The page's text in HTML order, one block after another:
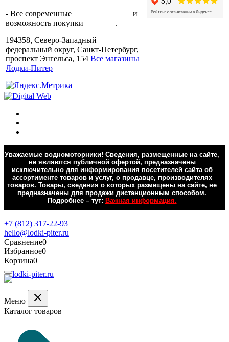
- Все современные
и
возможность покупки
.
194358, Северо-Западный
федеральный округ, Санкт-Петербург,
проспект Энгельса, 154 Все магазины
Лодки-Питер
Уважаемые водномоторники! Сведения, размещенные на сайте,
не являются публичной офертой, предназначены
исключительно для информирования посетителей сайта об
ассортименте товаров и услуг, о продавце, производителях
товаров. Товары, сведения о которых размещены на сайте, не
предназначены для продажи дистанционным способом.
Подробнее – тут: Важная информация.
+7 (812) 317-22-93
hello@lodki-piter.ru
Сравнение0
Избранное0
Корзина0
Меню
Каталог товаров